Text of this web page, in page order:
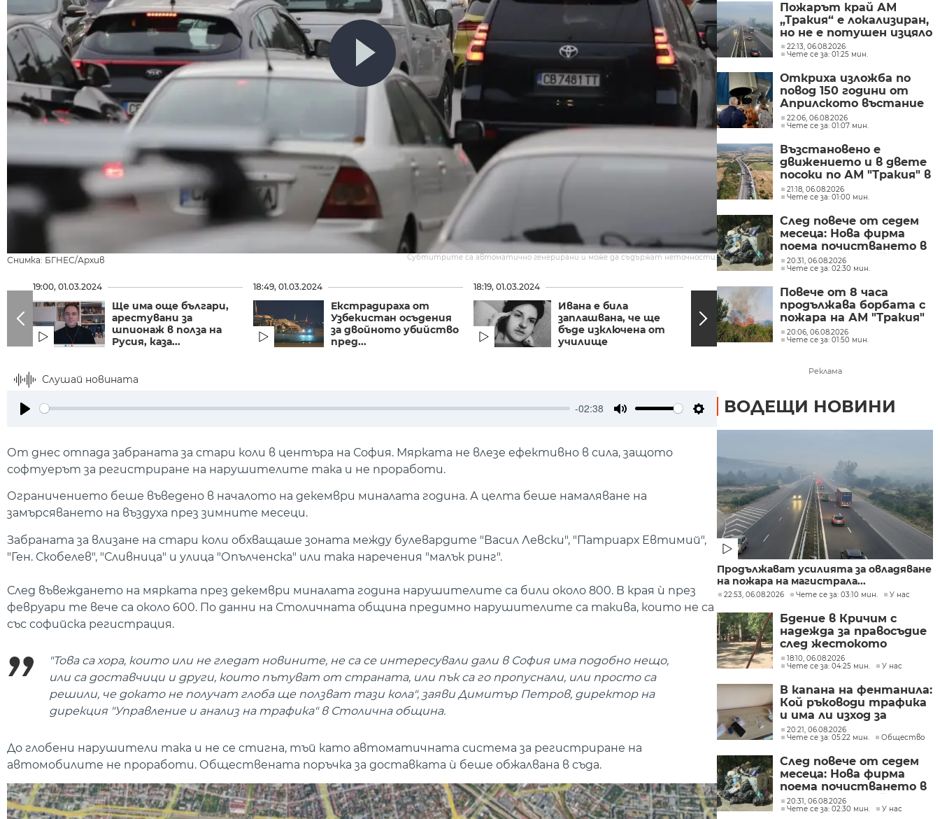
Снимка: БГНЕС/Архив Субтитрите са автоматично генерирани и може да съдържат неточности.
19:00, 01.03.2024
Ще има още българи,
арестувани за
шпионаж в полза на
Русия, каза...
18:49, 01.03.2024
Екстрадираха от
Узбекистан осъдения
за двойното убийство
пред...
18:19, 01.03.2024
Ивана е била
заплашвана, че ще
бъде изключена от
училище
18:15, 01.03.2024
Ветроходният сезон
започна с регатата
"Трети март"
Слушай новината
-02:38
От днес отпада забраната за стари коли в центъра на София. Мярката не влезе ефективно в сила, защото
софтуерът за регистриране на нарушителите така и не проработи.
Ограничението беше въведено в началото на декември миналата година. А целта беше намаляване на
замърсяването на въздуха през зимните месеци.
Забраната за влизане на стари коли обхващаше зоната между булевардите "Васил Левски", "Патриарх Евтимий",
"Ген. Скобелев", "Сливница" и улица "Опълченска" или така наречения "малък ринг".
След въвеждането на мярката през декември миналата година нарушителите са били около 800. В края ѝ през
февруари те вече са около 600. По данни на Столичната община предимно нарушителите са такива, които не са
със софийска регистрация.
"Това са хора, които или не гледат новините, не са се интересували дали в София има подобно нещо,
или са доставчици и други, които пътуват от страната, или пък са го пропуснали, или просто са
решили, че докато не получат глоба ще ползват тази кола", заяви Димитър Петров, директор на
дирекция "Управление и анализ на трафика" в Столична община.
До глобени нарушители така и не се стигна, тъй като автоматичната система за регистриране на
автомобилите не проработи. Обществената поръчка за доставката ѝ беше обжалвана в съда.
Пожарът край АМ
„Тракия“ е локализиран,
но не е потушен изцяло
22:13, 06.08.2026
Чете се за: 01:25 мин.
Откриха изложба по
повод 150 години от
Априлското въстание
в Обсерваторията в
Рожен
22:06, 06.08.2026
Чете се за: 01:07 мин.
Възстановено е
движението и в двете
посоки по АМ "Тракия" в
района на 69-ия
километър
21:18, 06.08.2026
Чете се за: 01:00 мин.
След повече от седем
месеца: Нова фирма
поема почистването в
столичните райони
"Слатина", "Подуяне" и
"Изгрев"
20:31, 06.08.2026
Чете се за: 02:30 мин.
Повече от 8 часа
продължава борбата с
пожара на АМ "Тракия"
при отбивката към
Велинград
20:06, 06.08.2026
Чете се за: 01:50 мин.
Реклама
ВОДЕЩИ НОВИНИ
Продължават усилията за овладяване
на пожара на магистрала...
22:53, 06.08.2026 Чете се за: 03:10 мин. У нас
Бдение в Кричим с
надежда за правосъдие
след жестокото
убийство на млад мъж
в Пловдив от
18:10, 06.08.2026
Чете се за: 04:25 мин.
У нас
В капана на фентанила:
Кой ръководи трафика
и има ли изход за
пристрастените?
20:21, 06.08.2026
Чете се за: 05:22 мин.
Общество
След повече от седем
месеца: Нова фирма
поема почистването в
столичните райони
"Слатина", "Подуяне" и
20:31, 06.08.2026
Чете се за: 02:30 мин.
У нас